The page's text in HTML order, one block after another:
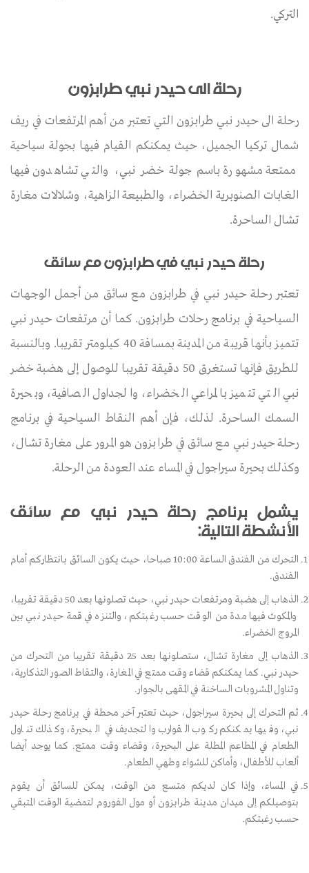
التركي.
رحلة الى حيدر نبي طرابزون
رحلة الى حيدر نبي طرابزون التي تعتبر من أهم المرتفعات في ريف
شمال تركيا الجميل، حيث يمكنكم القيام فيها بجولة سياحية
ممتعة مشهورة باسم جولة خضر نبي، والتي تشاهدون فيها
الغابات الصنوبرية الخضراء، والطبيعة الزاهية، وشلالات مغارة
تشال الساحرة.
رحلة حيدر نبي في طرابزون مع سائق
تعتبر رحلة حيدر نبي في طرابزون مع سائق من أجمل الوجهات
السياحية في برنامج رحلات طرابزون. كما أن مرتفعات حيدر نبي
تتميز بأنها قريبة من المدينة بمسافة 40 كيلومتر تقريبا. وبالنسبة
للطريق فإنها تستغرق 50 دقيقة تقريبا للوصول إلى هضبة خضر
نبي التي تتميز بالمراعي الخضراء، والجداول الصافية، وبحيرة
السمك الساحرة. لذلك، فإن أهم النقاط السياحية في برنامج
رحلة حيدر نبي مع سائق في طرابزون هو المرور على مغارة تشال،
وكذلك بحيرة سيراجول في المساء عند العودة من الرحلة.
يشمل برنامج رحلة حيدر نبي مع سائق
الأنشطة التالية:
التحرك من الفندق الساعة 10:00 صباحا، حيث يكون السائق بانتظاركم أمام
الفندق.
الذهاب إلى هضبة ومرتفعات حيدر نبي، حيث تصلونها بعد 50 دقيقة تقريبا،
والمكوث فيها مدة من الوقت حسب رغبتكم، والتنزه في قمة حيدر نبي بين
المروج الخضراء.
الذهاب إلى مغارة تشال، ستصلونها بعد 25 دقيقة تقريبا من التحرك من
حيدر نبي. كما يمكنكم قضاء وقت ممتع في المغارة، والتقاط الصور التذكارية،
وتناول المشروبات الساخنة في المقهى بالجوار.
ثم التحرك إلى بحيرة سيراجول، حيث تعتبر آخر محطة في برنامج رحلة حيدر
نبي، وفيها يمكنكم ركوب القوارب والتجديف في البحيرة، وكذلك تناول
الطعام في المطاعم المطلة على البحيرة، وقضاء وقت ممتع. كما يوجد أيضا
ألعاب للأطفال، وأماكن للشواء وطهي الطعام.
في المساء، وإذا كان لديكم متسع من الوقت، يمكن للسائق أن يقوم
بتوصيلكم إلى ميدان مدينة طرابزون أو مول الفوروم لتمضية الوقت المتبقي
حسب رغبتكم.